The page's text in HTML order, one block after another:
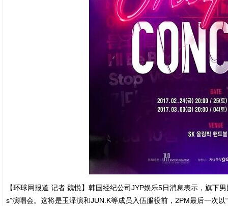
【环球网报道 记者 魏悦】韩国经纪公司JYP娱乐5日消息表示，旗下
s”演唱会。这将是玉泽演和JUN.K等成员入伍服役前，2PM最后一次以